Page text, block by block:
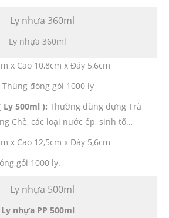
Ly nhựa 360ml
x Cao 10,8cm x Đáy 5,6cm
đóng gói 1000 ly
Ly 500ml ): Thường dùng đựng Trà
Chè, các loại nước ép, sinh tố…
x Cao 12,5cm x Đáy 5,6cm
gói 1000 ly.
Ly nhựa PP 500ml